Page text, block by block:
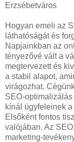
Erzsébetváros
Hogyan emeli az
láthatóságát és
Napjainkban az
tényezővé vált a
megtervezett és
a stabil alapot,
virágozhat.
SEO-
kínál ügyfeleinek
Elsőként fontos
valójában. Az
marketing-